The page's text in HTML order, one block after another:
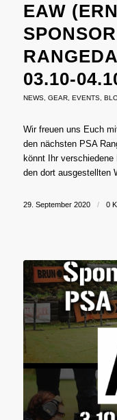
EAW
03.10-
NEWS, GEAR, EVENTS,
Wir freuen uns Euch
den nächsten PSA
könnt Ihr
den dort ausgestellten
29. September 2020 / 0